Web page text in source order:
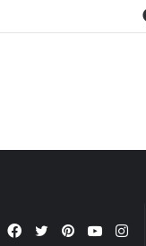
Pinterest
Twitter
Facebook